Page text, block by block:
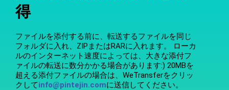
得
ファイルを添付する前に、転送するファイルを同じ
フォルダに入れ、ZIPまたはRARに入れます。 ローカ
ルのインターネット速度によっては、大きな添付フ
ァイルの転送に数分かかる場合があります:) 20MBを
超える添付ファイルの場合は、WeTransferをクリッ
クしてinfo@pintejin.comに送信してください。